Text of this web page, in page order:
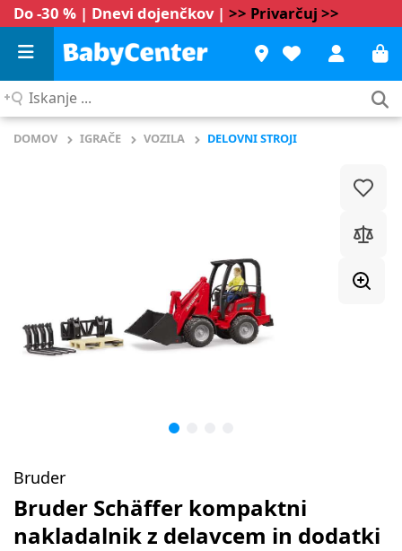
Do -30 % | Dnevi dojenčkov | >> Privarčuj >>
Iskanje
DOMOV IGRAČE VOZILA DELOVNI STROJI
Bruder
Bruder Schäffer kompaktni
nakladalnik z delavcem in dodatki